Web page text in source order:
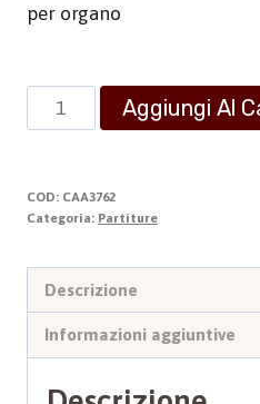
per organo
Sonata
Prima
Organo
quantità
Aggiungi Al
COD: CAA3762
Categoria: Partiture
Descrizione
Informazioni aggiuntive